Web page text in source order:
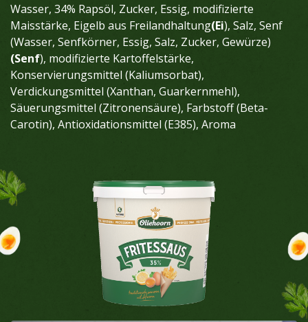
Wasser, 34% Rapsöl, Zucker, Essig, modifizierte
Maisstärke, Eigelb aus Freilandhaltung(Ei), Salz, Senf
(Wasser, Senfkörner, Essig, Salz, Zucker, Gewürze)
(Senf), modifizierte Kartoffelstärke,
Konservierungsmittel (Kaliumsorbat),
Verdickungsmittel (Xanthan, Guarkernmehl),
Säuerungsmittel (Zitronensäure), Farbstoff (Beta-
Carotin), Antioxidationsmittel (E385), Aroma